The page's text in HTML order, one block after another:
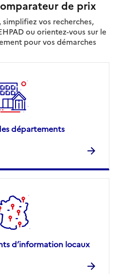
de prix
simplifiez vos recherches,
ou orientez-vous sur le
pour vos démarches
départements
d’information locaux